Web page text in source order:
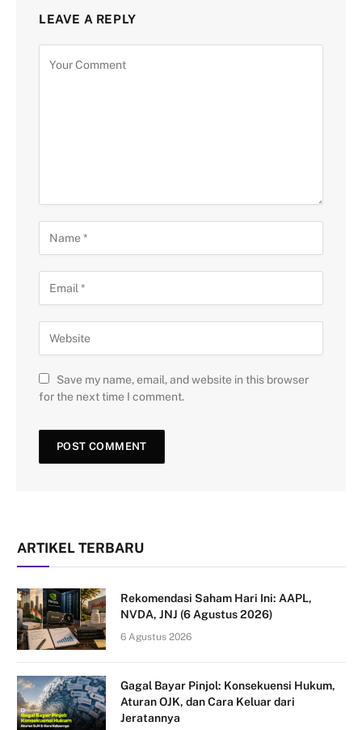
LEAVE A REPLY
Save my name, email, and website in this browser
for the next time I comment.
ARTIKEL TERBARU
Rekomendasi Saham Hari Ini: AAPL,
NVDA, JNJ (6 Agustus 2026)
6 Agustus 2026
Gagal Bayar Pinjol: Konsekuensi Hukum,
Aturan OJK, dan Cara Keluar dari
Jeratannya